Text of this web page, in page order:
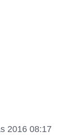
2016 08:17